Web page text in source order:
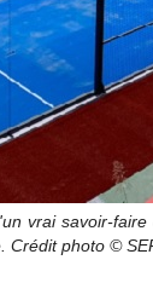
vrai savoir-
Crédit photo ©